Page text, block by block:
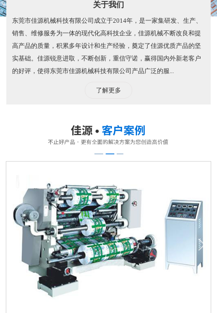
关于我们
东莞市佳源机械科技有限公司成立于2014年，是一家集研发、生产、
销售、维修服务为一体的现代化高科技企业，佳源机械不断改良和提
高产品的质量，积累多年设计和生产经验，奠定了佳源优质产品的坚
实基础。佳源锐意进取，不断创新，重信守诺，赢得国内外新老客户
的好评，使得东莞市佳源机械科技有限公司产品广泛的服...
了解更多